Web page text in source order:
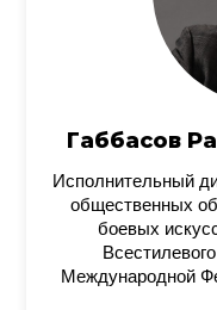
Габбасов
Исполнительный
общественных
боевых
Международной